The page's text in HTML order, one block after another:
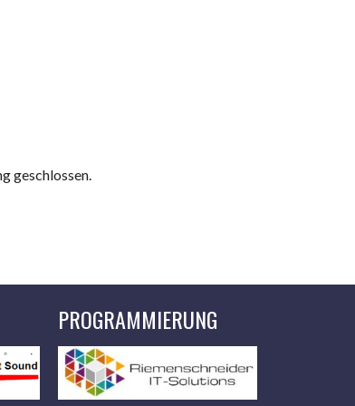
geschlossen.
PROGRAMMIERUNG